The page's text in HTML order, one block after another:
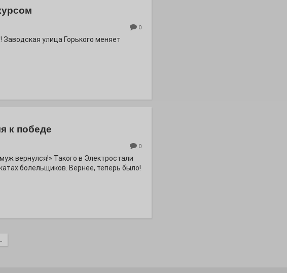
0
Заводская улица Горького меняет
к победе
0
вернулся!» Такого в Электростали
болельщиков. Вернее, теперь было!